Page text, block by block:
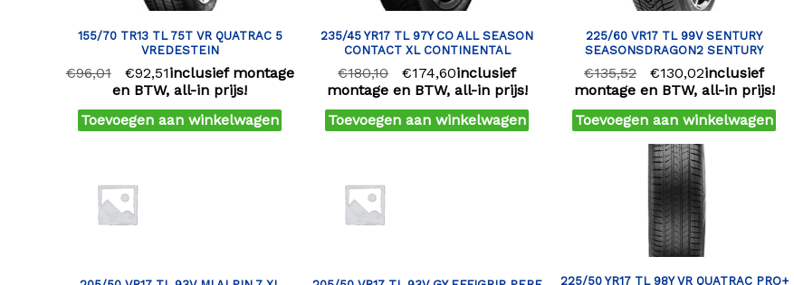
155/70 TR13 TL 75T VR QUATRAC 5
VREDESTEIN
€96,01 €92,51inclusief montage
en BTW, all-in prijs!
Toevoegen aan winkelwagen
235/45 YR17 TL 97Y CO ALL SEASON
CONTACT XL CONTINENTAL
€180,10 €174,60inclusief
montage en BTW, all-in prijs!
Toevoegen aan winkelwagen
225/60 VR17 TL 99V SENTURY
SEASONSDRAGON2 SENTURY
€135,52 €130,02inclusief
montage en BTW, all-in prijs!
Toevoegen aan winkelwagen
225/50 YR17 TL 98Y VR QUATRAC PRO+